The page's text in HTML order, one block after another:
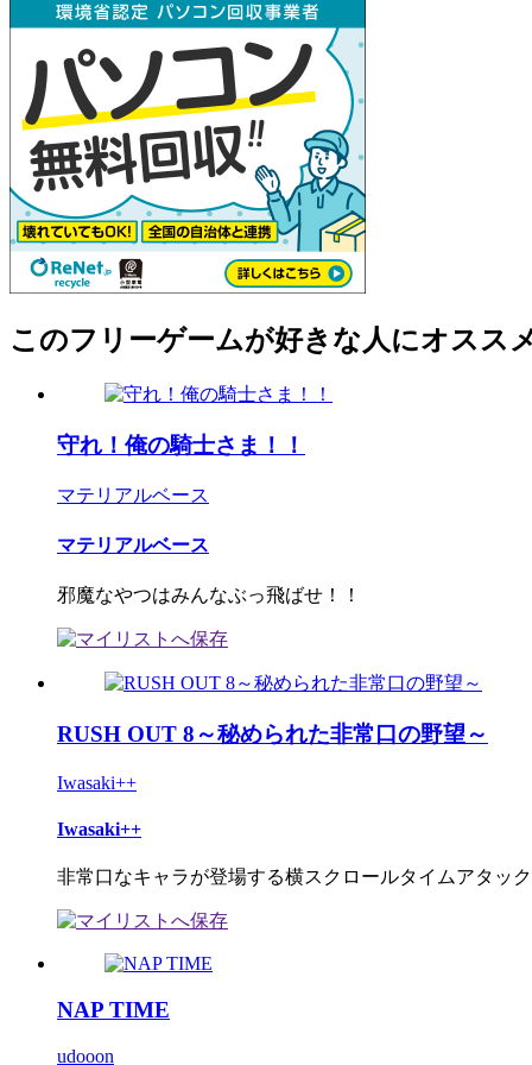
このフリーゲームが好きな人にオスス
守れ！俺の騎士さま！！
マテリアルベース
マテリアルベース
邪魔なやつはみんなぶっ飛ばせ！！
RUSH OUT 8～秘められた非常口の野望～
Iwasaki++
Iwasaki++
非常口なキャラが登場する横スクロールタイムアタッ
NAP TIME
udooon